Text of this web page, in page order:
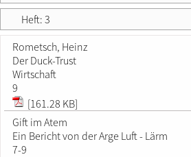
Heft: 3
Rometsch, Heinz
Der Duck-Trust
Wirtschaft
9
[161.28 KB]
Gift im Atem
Ein Bericht von der Arge Luft - Lärm
7-9